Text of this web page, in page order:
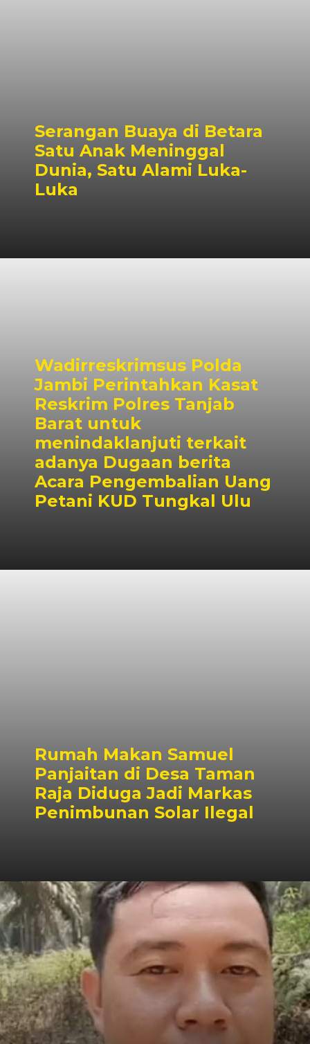
Serangan Buaya di Betara
Satu Anak Meninggal
Dunia, Satu Alami Luka-
Luka
Wadirreskrimsus Polda
Jambi Perintahkan Kasat
Reskrim Polres Tanjab
Barat untuk
menindaklanjuti terkait
adanya Dugaan berita
Acara Pengembalian Uang
Petani KUD Tungkal Ulu
Rumah Makan Samuel
Panjaitan di Desa Taman
Raja Diduga Jadi Markas
Penimbunan Solar Ilegal